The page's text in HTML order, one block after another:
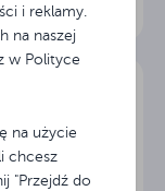
i reklamy.
na naszej
w Polityce
na użycie
chcesz
"Przejdź do